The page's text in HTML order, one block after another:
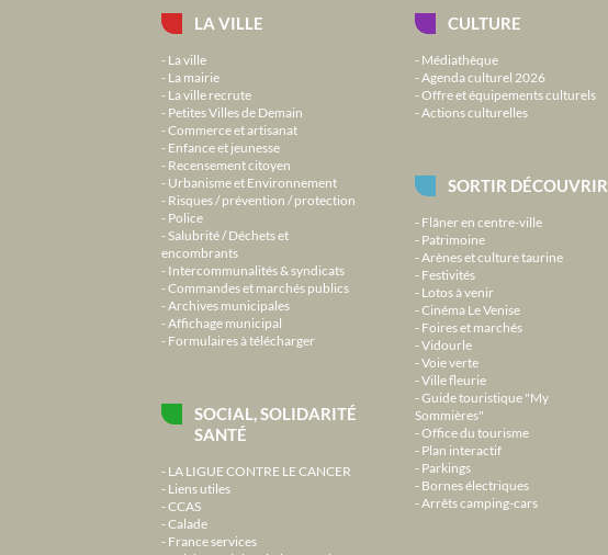
LA VILLE
La ville
La mairie
La ville recrute
Petites Villes de Demain
Commerce et artisanat
Enfance et jeunesse
Recensement citoyen
Urbanisme et Environnement
Risques / prévention / protection
Police
Salubrité / Déchets et
encombrants
Intercommunalités & syndicats
Commandes et marchés publics
Archives municipales
Affichage municipal
Formulaires à télécharger
SOCIAL, SOLIDARITÉ
SANTÉ
LA LIGUE CONTRE LE CANCER
Liens utiles
CCAS
Calade
France services
CULTURE
Médiathèque
Agenda culturel 2026
Offre et équipements culturels
Actions culturelles
SORTIR DÉCOUVRIR
Flâner en centre-ville
Patrimoine
Arènes et culture taurine
Festivités
Lotos à venir
Cinéma Le Venise
Foires et marchés
Vidourle
Voie verte
Ville fleurie
Guide touristique "My
Sommières"
Office du tourisme
Plan interactif
Parkings
Bornes électriques
Arrêts camping-cars